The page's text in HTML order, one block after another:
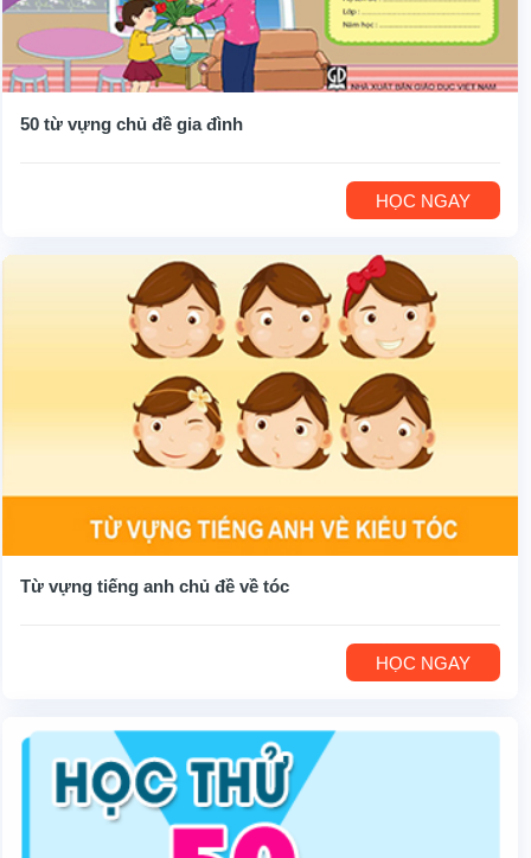
50 từ vựng chủ đề gia đình
HỌC NGAY
Từ vựng tiếng anh chủ đề về tóc
HỌC NGAY